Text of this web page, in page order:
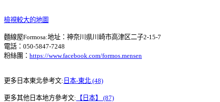
檢視較大的地圖
麵線屋Formosa:地址：神奈川県川崎市高津区二子2-15-7
電話：050-5847-7248
粉絲團： https://www.facebook.com/formos.mensen
更多日本東北參考文: 日本-東北 (48)
更多其他日本地方參考文: 【日本】 (87)